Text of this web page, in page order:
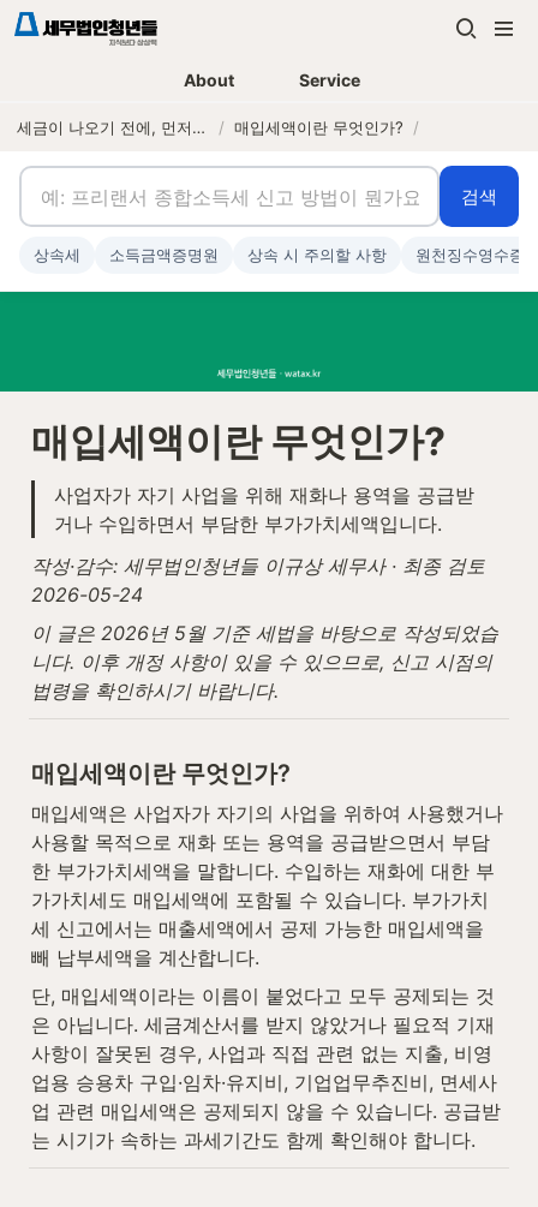
About Service
세금이 나오기 전에, 먼저 연락하는 세무법인 / 매입세액이란 무엇인가? /
매입세액이란 무엇인가?
사업자가 자기 사업을 위해 재화나 용역을 공급받
거나 수입하면서 부담한 부가가치세액입니다.
작성·감수: 세무법인청년들 이규상 세무사 · 최종 검토
2026-05-24
이 글은 2026년 5월 기준 세법을 바탕으로 작성되었습
니다. 이후 개정 사항이 있을 수 있으므로, 신고 시점의
법령을 확인하시기 바랍니다.
매입세액이란 무엇인가?
매입세액은 사업자가 자기의 사업을 위하여 사용했거나
사용할 목적으로 재화 또는 용역을 공급받으면서 부담
한 부가가치세액을 말합니다. 수입하는 재화에 대한 부
가가치세도 매입세액에 포함될 수 있습니다. 부가가치
세 신고에서는 매출세액에서 공제 가능한 매입세액을
빼 납부세액을 계산합니다.
단, 매입세액이라는 이름이 붙었다고 모두 공제되는 것
은 아닙니다. 세금계산서를 받지 않았거나 필요적 기재
사항이 잘못된 경우, 사업과 직접 관련 없는 지출, 비영
업용 승용차 구입·임차·유지비, 기업업무추진비, 면세사
업 관련 매입세액은 공제되지 않을 수 있습니다. 공급받
는 시기가 속하는 과세기간도 함께 확인해야 합니다.
검색
상속세 소득금액증명원 상속 시 주의할 사항 원천징수영수증